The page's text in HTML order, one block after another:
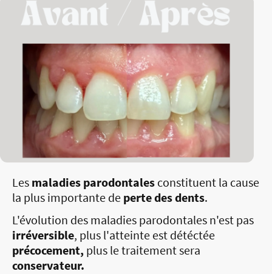
Les maladies parodontales constituent la cause
la plus importante de perte des dents.
L'évolution des maladies parodontales n'est pas
irréversible, plus l'atteinte est détéctée
précocement, plus le traitement sera
conservateur.